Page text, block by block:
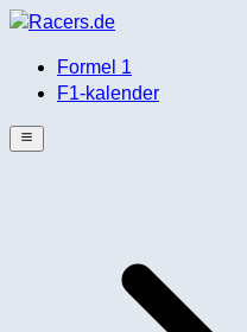
Formel 1
F1-kalender